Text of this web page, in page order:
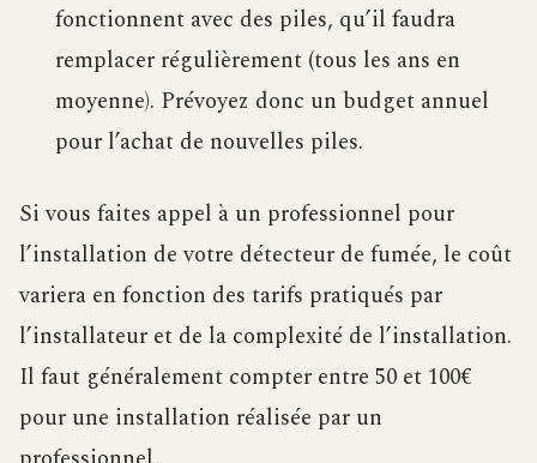
fonctionnent avec des piles, qu’il faudra
remplacer régulièrement (tous les ans en
moyenne). Prévoyez donc un budget annuel
pour l’achat de nouvelles piles.
Si vous faites appel à un professionnel pour
l’installation de votre détecteur de fumée, le coût
variera en fonction des tarifs pratiqués par
l’installateur et de la complexité de l’installation.
Il faut généralement compter entre 50 et 100€
pour une installation réalisée par un